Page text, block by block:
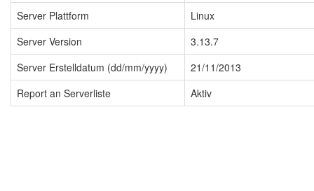
Server Plattform
Linux
Server Version
3.13.7
Server Erstelldatum (dd/mm/yyyy)
21/11/2013
Report an Serverliste
Aktiv